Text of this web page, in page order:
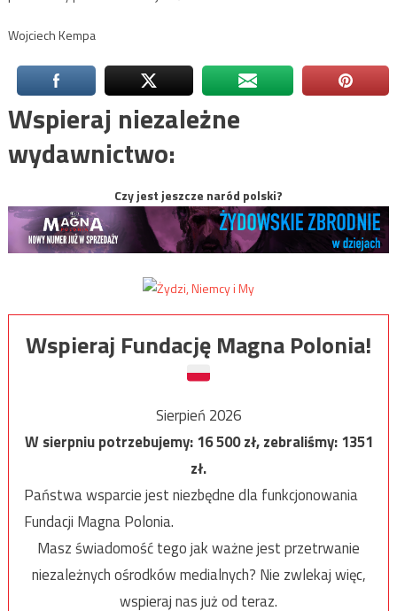
Wojciech Kempa
Wspieraj niezależne
wydawnictwo:
Czy jest jeszcze naród polski?
Wspieraj Fundację Magna Polonia!
Sierpień 2026
W sierpniu potrzebujemy:16 500zł, zebraliśmy:1351
zł.
Państwa wsparcie jest niezbędne dla funkcjonowania
Fundacji Magna Polonia.
Masz świadomość tego jak ważne jest przetrwanie
niezależnych ośrodków medialnych? Nie zwlekaj więc,
wspieraj nas już od teraz.